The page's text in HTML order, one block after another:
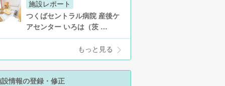
施設レポート
つくばセントラル病院 産後ケ
アセンター いろは（茨 …
もっと見る
設情報の登録・修正